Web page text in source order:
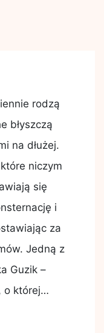
rodzą
błyszczą
na dłużej.
niczym
się
i
za
Jedną z
Guzik –
o której…